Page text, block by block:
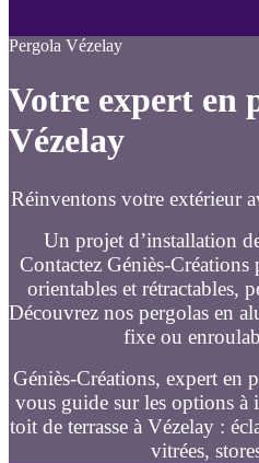
Pergola Vézelay
Votre expert en
Vézelay
Réinventons votre extérieur
Un projet d’installation
Contactez Géniès-
orientables et rétractables,
Découvrez nos pergolas en
fixe ou
Géniès-Créations, expert en
vous guide sur les options à
toit de terrasse à Vézelay :
vitrées,